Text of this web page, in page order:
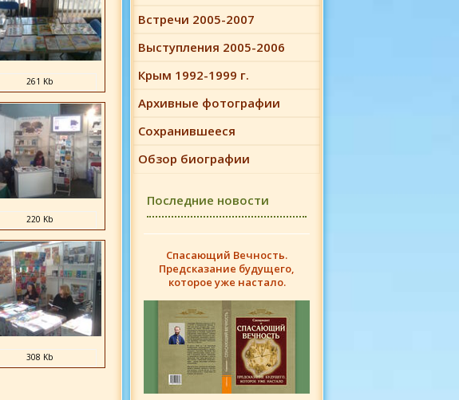
Встречи 2005-2007
Выступления 2005-2006
Крым 1992-1999 г.
Архивные фотографии
Сохранившееся
Обзор биографии
Последние новости
Спасающий Вечность.
Предсказание будущего,
которое уже настало.
261 Kb
220 Kb
308 Kb